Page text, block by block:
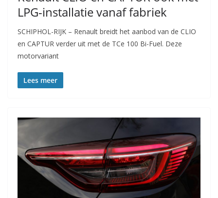
LPG-installatie vanaf fabriek
SCHIPHOL-RIJK – Renault breidt het aanbod van de CLIO
en CAPTUR verder uit met de TCe 100 Bi-Fuel. Deze
motorvariant
Lees meer